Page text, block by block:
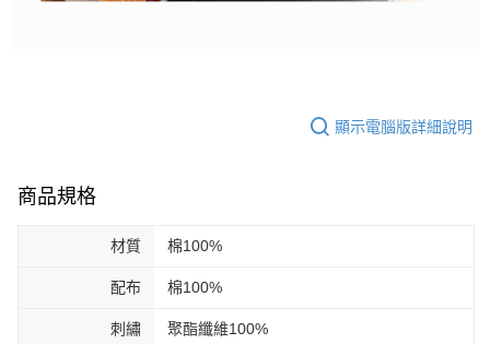
顯示電腦版詳細說明
商品規格
材質 棉100%
配布 棉100%
刺繡 聚酯纖維100%